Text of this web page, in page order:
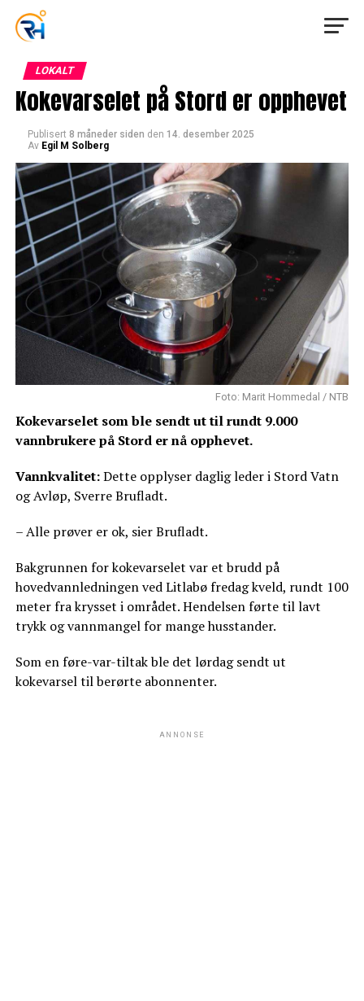
LOKALT
Kokevarselet på Stord er opphevet
Publisert 8 måneder siden den 14. desember 2025
Av Egil M Solberg
Foto: Marit Hommedal / NTB
Kokevarselet som ble sendt ut til rundt 9.000
vannbrukere på Stord er nå opphevet.
Vannkvalitet:Dette opplyser daglig leder i Stord Vatn
og Avløp, Sverre Brufladt.
– Alle prøver er ok, sier Brufladt.
Bakgrunnen for kokevarselet var et brudd på
hovedvannledningen ved Litlabø fredag kveld, rundt 100
meter fra krysset i området. Hendelsen førte til lavt
trykk og vannmangel for mange husstander.
Som en føre-var-tiltak ble det lørdag sendt ut
kokevarsel til berørte abonnenter.
ANNONSE